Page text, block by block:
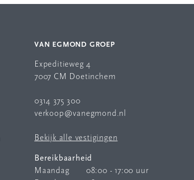
VAN EGMOND GROEP
Expeditieweg 4
7007 CM Doetinchem
0314 375 300
verkoop@vanegmond.nl
Bekijk alle vestigingen
Bereikbaarheid
Maandag
08:00 - 17:00 uur